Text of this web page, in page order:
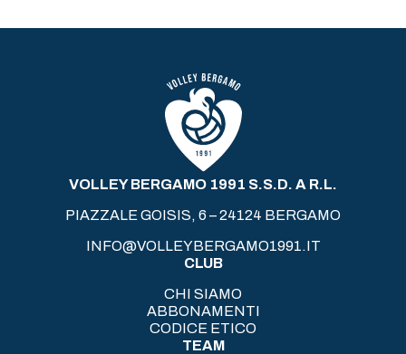
VOLLEY BERGAMO 1991 S.S.D. A R.L.
PIAZZALE GOISIS, 6 – 24124 BERGAMO
INFO@VOLLEYBERGAMO1991.IT
CLUB
CHI SIAMO
ABBONAMENTI
CODICE ETICO
TEAM